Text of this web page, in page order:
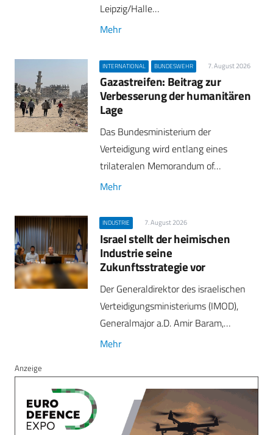
Leipzig/Halle…
Mehr
INTERNATIONAL BUNDESWEHR 7. August 2026
Gazastreifen: Beitrag zur
Verbesserung der humanitären
Lage
Das Bundesministerium der
Verteidigung wird entlang eines
trilateralen Memorandum of…
Mehr
INDUSTRIE 7. August 2026
Israel stellt der heimischen
Industrie seine
Zukunftsstrategie vor
Der Generaldirektor des israelischen
Verteidigungsministeriums (IMOD),
Generalmajor a.D. Amir Baram,…
Mehr
Anzeige